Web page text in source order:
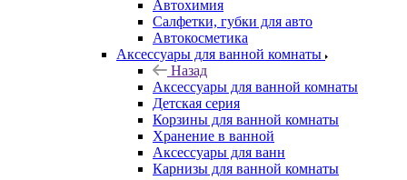
Автохимия
Салфетки, губки для авто
Автокосметика
Аксессуары для ванной комнаты
Назад
Аксессуары для ванной комнаты
Детская серия
Корзины для ванной комнаты
Хранение в ванной
Аксессуары для ванн
Карнизы для ванной комнаты